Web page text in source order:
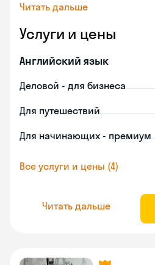
Читать дальше
Услуги и цены
Английский язык
Деловой - для бизнеса
Для путешествий
Для начинающих - премиум
Все услуги и цены (4)
Читать дальше